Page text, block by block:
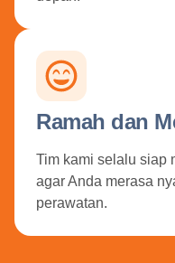
Ramah dan
Tim kami selalu siap
agar Anda merasa
perawatan.